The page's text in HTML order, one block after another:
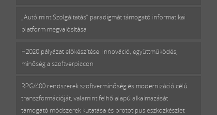
„Autó mint Szolgáltatás” paradigmát támogató informatikai
platform megvalósítása
H2020 pályázat előkészítése: innováció, együttműködés,
minőség a szoftverpiacon
RPG/400 rendszerek szoftverminőség és modernizáció célú
transzformációját, valamint felhő alapú alkalmazását
támogató módszerek kutatása és prototípus eszközkészlet